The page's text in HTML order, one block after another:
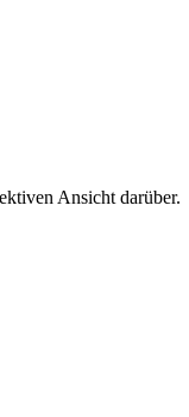
Ansicht darüber.